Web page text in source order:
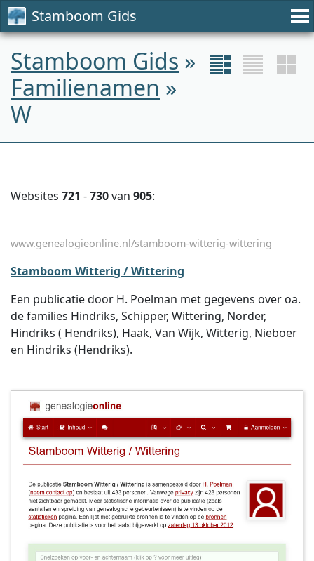
Stamboom Gids
Stamboom Gids »
Familienamen »
W
Websites 721 -730van 905:
www.genealogieonline.nl/stamboom-witterig-wittering
Stamboom Witterig / Wittering
Een publicatie door H. Poelman met gegevens over oa.
de families Hindriks, Schipper, Wittering, Norder,
Hindriks ( Hendriks), Haak, Van Wijk, Witterig, Nieboer
en Hindriks (Hendriks).